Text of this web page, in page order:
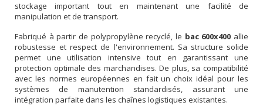
stockage important tout en maintenant une facilité de
manipulation et de transport.
Fabriqué à partir de polypropylène recyclé, le bac 600x400 allie
robustesse et respect de l'environnement. Sa structure solide
permet une utilisation intensive tout en garantissant une
protection optimale des marchandises. De plus, sa compatibilité
avec les normes européennes en fait un choix idéal pour les
systèmes de manutention standardisés, assurant une
intégration parfaite dans les chaînes logistiques existantes.